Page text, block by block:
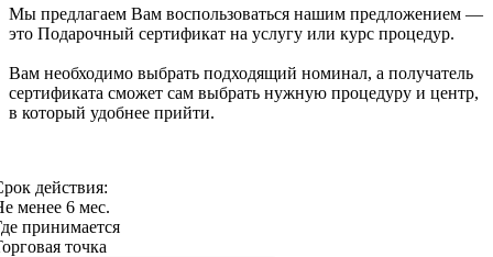
Мы предлагаем Вам воспользоваться нашим предложением —
это Подарочный сертификат на услугу или курс процедур.
Вам необходимо выбрать подходящий номинал, а получатель
сертификата сможет сам выбрать нужную процедуру и центр,
в который удобнее прийти.
действия:
менее 6 мес.
принимается
точка